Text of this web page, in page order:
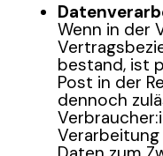
Wenn in der
bestand, ist
Post in der
dennoch